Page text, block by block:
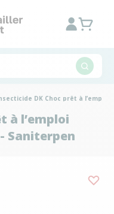
DK Choc prêt à
à l’emploi
Saniterpen